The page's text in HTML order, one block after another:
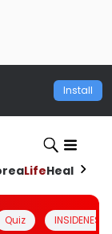
Install
LifeHealth
Quiz INSIDENESIA